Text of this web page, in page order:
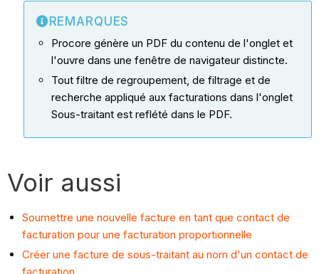
REMARQUES
Procore génère un PDF du contenu de l'onglet et
l'ouvre dans une fenêtre de navigateur distincte.
Tout filtre de regroupement, de filtrage et de
recherche appliqué aux facturations dans l'onglet
Sous-traitant est reflété dans le PDF.
Voir aussi
Soumettre une nouvelle facture en tant que contact de
facturation pour une facturation proportionnelle
Créer une facture de sous-traitant au nom d'un contact de